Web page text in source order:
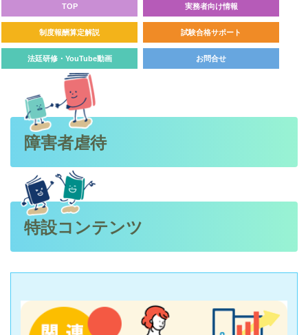
TOP 実務者向け情報
制度報酬算定解説 試験合格サポート
法廷研修・YouTube動画 お問合せ
障害者虐待
特設コンテンツ